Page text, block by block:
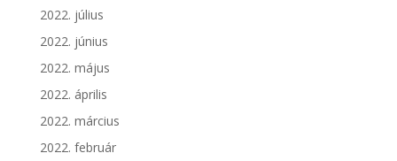
2022. július
2022. június
2022. május
2022. április
2022. március
2022. február